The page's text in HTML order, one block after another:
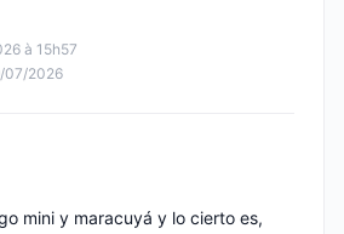
à 15h57
07/2026
mini y maracuyá y lo cierto es,